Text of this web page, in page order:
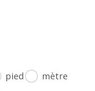
pied
mètre